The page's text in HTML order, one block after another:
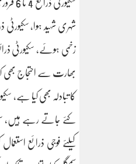
زخمی ہوئے، سکیورٹی
بھارت سے احتجاج بھی
کا تبادلہ بھی کیا ہے،
کیلئے فوجی ذرائع